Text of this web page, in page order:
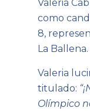
Valeria
como
8,
La Ballena.
Valeria
titulado:
Olímpico